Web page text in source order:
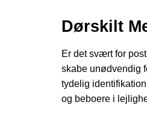
Dørskilt
Er det svært for
skabe unødvendig
tydelig
og beboere i